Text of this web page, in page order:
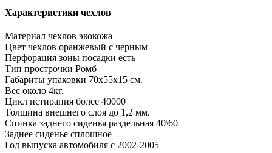
Характеристики чехлов
Материал чехлов экокожа
Цвет чехлов оранжевый с черным
Перфорация зоны посадки есть
Тип прострочки Ромб
Габариты упаковки 70х55х15 см.
Вес около 4кг.
Цикл истирания более 40000
Толщина внешнего слоя до 1,2 мм.
Спинка заднего сиденья раздельная 40\60
Заднее сиденье сплошное
Год выпуска автомобиля с 2002-2005